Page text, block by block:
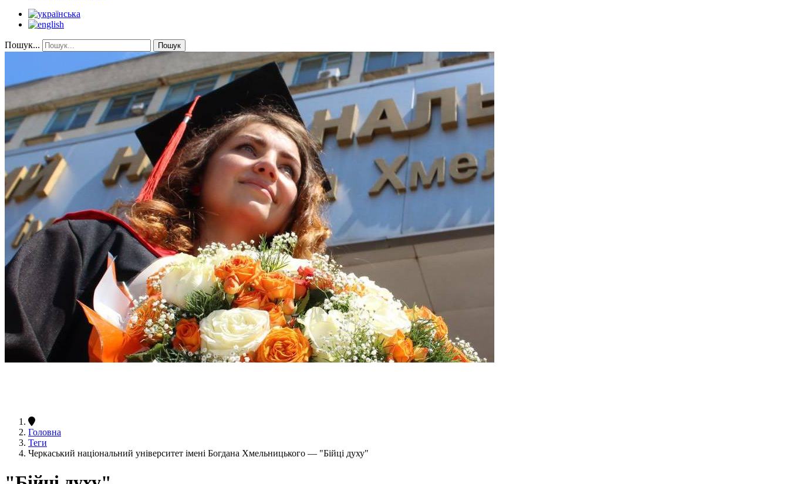
Пошук... Пошук
Головна
Теги
Черкаський національний університет імені Богдана Хмельницького — "Бійці духу"